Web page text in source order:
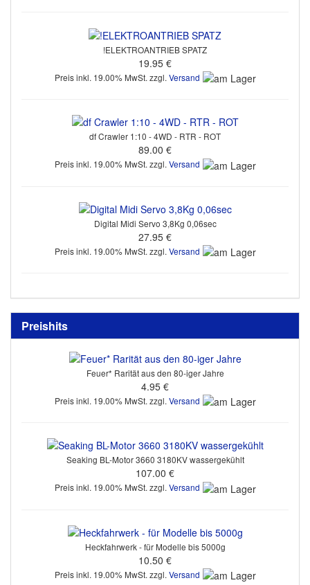
!ELEKTROANTRIEB SPATZ
19.95 €
Preis inkl. 19.00% MwSt. zzgl. Versand
df Crawler 1:10 - 4WD - RTR - ROT
89.00 €
Preis inkl. 19.00% MwSt. zzgl. Versand
Digital Midi Servo 3,8Kg 0,06sec
27.95 €
Preis inkl. 19.00% MwSt. zzgl. Versand
Preishits
Feuer* Rarität aus den 80-iger Jahre
4.95 €
Preis inkl. 19.00% MwSt. zzgl. Versand
Seaking BL-Motor 3660 3180KV wassergekühlt
107.00 €
Preis inkl. 19.00% MwSt. zzgl. Versand
Heckfahrwerk - für Modelle bis 5000g
10.50 €
Preis inkl. 19.00% MwSt. zzgl. Versand